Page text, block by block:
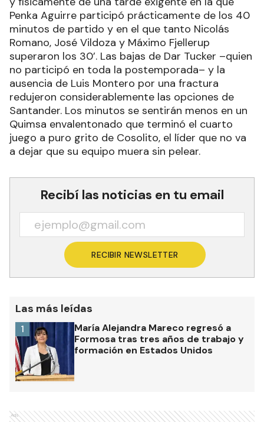
Penka Aguirre participó prácticamente de los 40
minutos de partido y en el que tanto Nicolás
Romano, José Vildoza y Máximo Fjellerup
superaron los 30’. Las bajas de Dar Tucker –quien
no participó en toda la postemporada– y la
ausencia de Luis Montero por una fractura
redujeron considerablemente las opciones de
Santander. Los minutos se sentirán menos en un
Quimsa envalentonado que terminó el cuarto
juego a puro grito de Cosolito, el líder que no va
a dejar que su equipo muera sin pelear.
Recibí las noticias en tu email
RECIBIR NEWSLETTER
Las más leídas
María Alejandra Mareco regresó a
Formosa tras tres años de trabajo y
formación en Estados Unidos
1
Ads